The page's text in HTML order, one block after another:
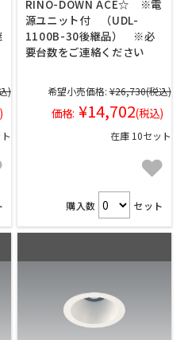
)
RINO-DOWN ACE☆ ※電
源ユニット付 （UDL-
1100B-30後継品） ※必
要台数をご連絡ください
希望小売価格: ¥26,730(税込)
価格: ¥14,702(税込)
在庫 10セット
購入数 セット